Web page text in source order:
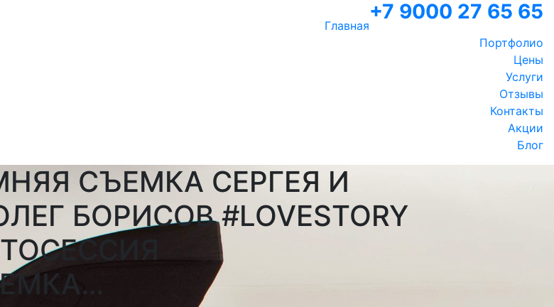
+7 9000 27 65 65
Главная
Портфолио
Цены
Услуги
Отзывы
Контакты
Акции
Блог
СЪЕМКА СЕРГЕЯ И
БОРИСОВ #LOVESTORY